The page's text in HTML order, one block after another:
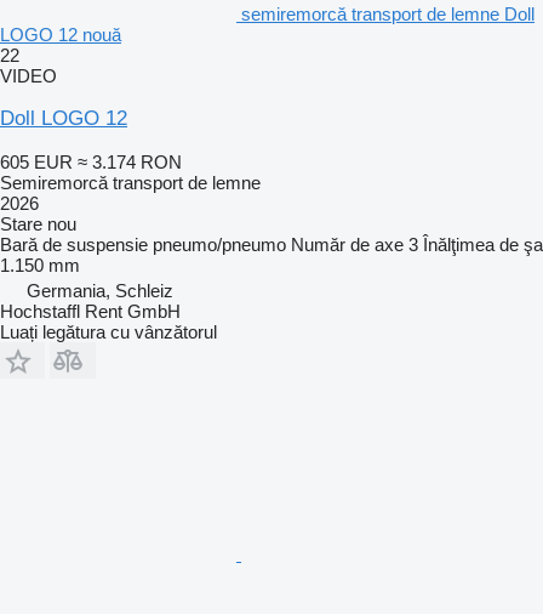
semiremorcă transport de lemne Doll
LOGO 12 nouă
22
VIDEO
Doll LOGO 12
605 EUR ≈ 3.174 RON
Semiremorcă transport de lemne
2026
Stare nou
Bară de suspensie pneumo/pneumo Număr de axe 3 Înălţimea de şa
1.150 mm
Germania, Schleiz
Hochstaffl Rent GmbH
Luați legătura cu vânzătorul